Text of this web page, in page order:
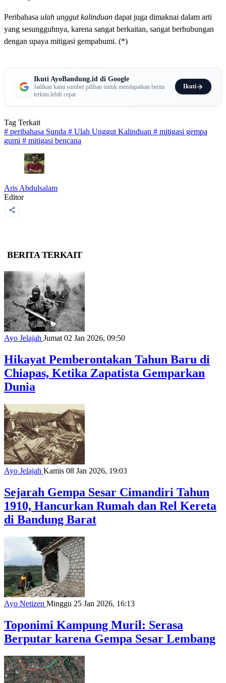
Peribahasa ulah unggut kalinduan dapat juga dimaknai dalam arti
yang sesungguhnya, karena sangat berkaitan, sangat berhubungan
dengan upaya mitigasi gempabumi. (*)
Ikuti AyoBandung.id di Google
Jadikan kami sumber pilihan untuk mendapatkan berita
terkini lebih cepat
Ikuti
Tag Terkait
# peribahasa Sunda # Ulah Unggut Kalinduan # mitigasi gempa
gumi # mitigasi bencana
Aris Abdulsalam
Editor
BERITA TERKAIT
Ayo Jelajah Jumat 02 Jan 2026, 09:50
Hikayat Pemberontakan Tahun Baru di
Chiapas, Ketika Zapatista Gemparkan
Dunia
Ayo Jelajah Kamis 08 Jan 2026, 19:03
Sejarah Gempa Sesar Cimandiri Tahun
1910, Hancurkan Rumah dan Rel Kereta
di Bandung Barat
Ayo Netizen Minggu 25 Jan 2026, 16:13
Toponimi Kampung Muril: Serasa
Berputar karena Gempa Sesar Lembang